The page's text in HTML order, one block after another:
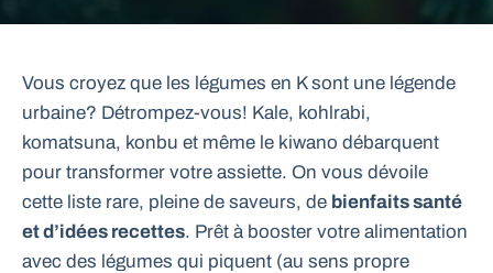
Vous croyez que les légumes en K sont une légende
urbaine? Détrompez-vous! Kale, kohlrabi,
komatsuna, konbu et même le kiwano débarquent
pour transformer votre assiette. On vous dévoile
cette liste rare, pleine de saveurs, de bienfaits santé
et d’idées recettes. Prêt à booster votre alimentation
avec des légumes qui piquent (au sens propre